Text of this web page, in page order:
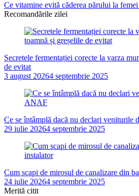
Ce vitamine evită căderea părului la
Recomandările zilei
Secretele fermentației corecte la varza
de evitat
3 august 20264 septembrie 2025
Ce se întâmplă dacă nu declari
29 iulie 20264 septembrie 2025
Cum scapi de mirosul de canalizare din
24 iulie 20264 septembrie 2025
Merită citit